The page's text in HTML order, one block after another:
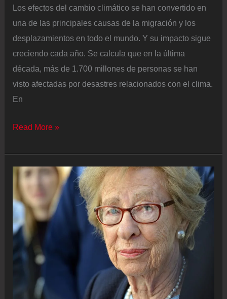
Los efectos del cambio climático se han convertido en
una de las principales causas de la migración y los
desplazamientos en todo el mundo. Y su impacto sigue
creciendo cada año. Se calcula que en la última
década, más de 1.700 millones de personas se han
visto afectadas por desastres relacionados con el clima.
En
De
a
Kenia:
los
desplazados
por
el
cambio
climático,
imágenes
Read More »